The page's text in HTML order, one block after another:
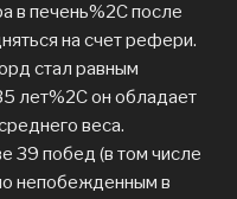
в печень%2C после
на счет рефери.
стал равным
лет%2C он обладает
веса.
39 побед (в том числе
непобежденным в